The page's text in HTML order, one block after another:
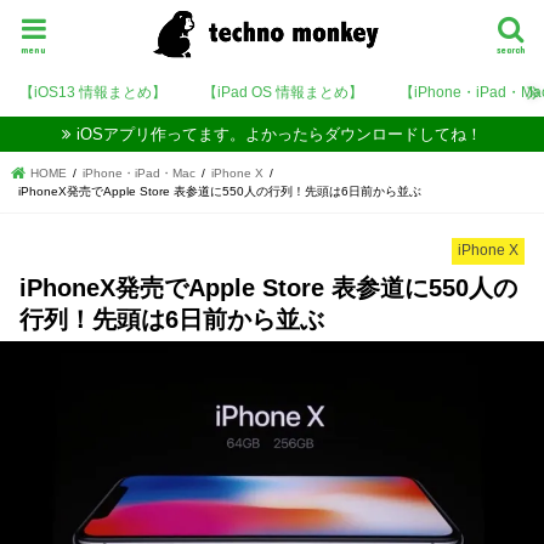
search
menu
【iOS13 情報まとめ】 【iPad OS 情報まとめ】 【iPhone・iPad・
iOSアプリ作ってます。よかったらダウンロードしてね！
HOME iPhone・iPad・Mac
iPhone X
iPhoneX発売でApple Store 表参道に550人の行列！先頭は6日前から並ぶ
iPhone X
iPhoneX発売でApple Store 表参道に550人の
行列！先頭は6日前から並ぶ